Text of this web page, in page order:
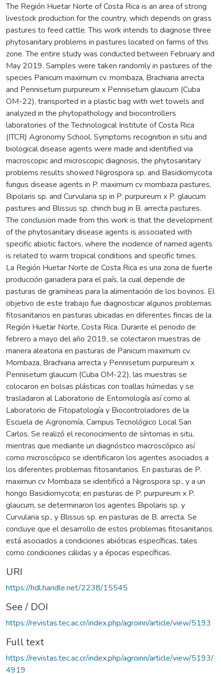
The Región Huetar Norte of Costa Rica is an area of strong
livestock production for the country, which depends on grass
pastures to feed cattle. This work intends to diagnose three
phytosanitary problems in pastures located on farms of this
zone. The entire study was conducted between February and
May 2019. Samples were taken randomly in pastures of the
species Panicum maximum cv. mombaza, Brachiaria arrecta
and Pennisetum purpureum x Pennisetum glaucum (Cuba
OM-22), transported in a plastic bag with wet towels and
analyzed in the phytopathology and biocontrollers
laboratories of the Technological Institute of Costa Rica
(ITCR) Agronomy School. Symptoms recognition in situ and
biological disease agents were made and identified via
macroscopic and microscopic diagnosis, the phytosanitary
problems results showed Nigrospora sp. and Basidiomycota
fungus disease agents in P. maximum cv mombaza pastures,
Bipolaris sp. and Curvularia sp in P. purpureum x P. glaucum
pastures and Blissus sp. chinch bug in B. arrecta pastures.
The conclusion made from this work is that the development
of the phytosanitary disease agents is associated with
specific abiotic factors, where the incidence of named agents
is related to warm tropical conditions and specific times.
La Región Huetar Norte de Costa Rica es una zona de fuerte
producción ganadera para el país, la cual depende de
pasturas de gramíneas para la alimentación de los bovinos. El
objetivo de este trabajo fue diagnosticar algunos problemas
fitosanitarios en pasturas ubicadas en diferentes fincas de la
Región Huetar Norte, Costa Rica. Durante el periodo de
febrero a mayo del año 2019, se colectaron muestras de
manera aleatoria en pasturas de Panicum maximum cv.
Mombaza, Brachiaria arrecta y Pennisetum purpureum x
Pennisetum glaucum (Cuba OM-22), las muestras se
colocaron en bolsas plásticas con toallas húmedas y se
trasladaron al Laboratorio de Entomología así como al
Laboratorio de Fitopatología y Biocontroladores de la
Escuela de Agronomía, Campus Tecnológico Local San
Carlos. Se realizó el reconocimiento de síntomas in situ,
mientras que mediante un diagnóstico macroscópico así
como microscópico se identificaron los agentes asociados a
los diferentes problemas fitosanitarios. En pasturas de P.
maximun cv Mombaza se identificó a Nigrospora sp., y a un
hongo Basidiomycota; en pasturas de P. purpureum x P.
glaucum, se determinaron los agentes Bipolaris sp. y
Curvularia sp., y Blissus sp. en pasturas de B. arrecta. Se
concluye que el desarrollo de estos problemas fitosanitarios
está asociados a condiciones abióticas específicas, tales
como condiciones cálidas y a épocas específicas.
URI
https://hdl.handle.net/2238/15545
See / DOI
https://revistas.tec.ac.cr/index.php/agroinn/article/view/5193
Full text
https://revistas.tec.ac.cr/index.php/agroinn/article/view/5193/
4919